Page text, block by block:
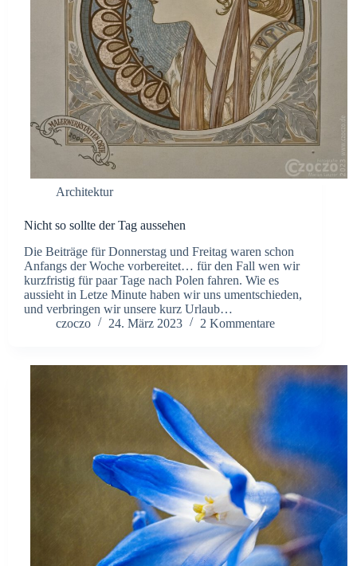
Architektur
Nicht so sollte der Tag aussehen
Die Beiträge für Donnerstag und Freitag waren schon
Anfangs der Woche vorbereitet… für den Fall wen wir
kurzfristig für paar Tage nach Polen fahren. Wie es
aussieht in Letze Minute haben wir uns umentschieden,
und verbringen wir unsere kurz Urlaub…
czoczo
24. März 2023 2 Kommentare